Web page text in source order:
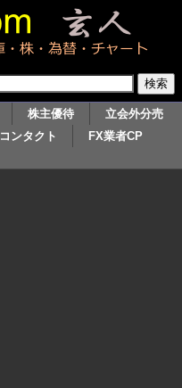
株主優待
立会外分売
コンタクト
FX業者CP